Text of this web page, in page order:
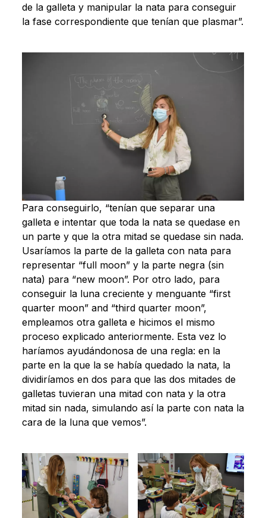
de la galleta y manipular la nata para conseguir
la fase correspondiente que tenían que plasmar”.
Para conseguirlo, “tenían que separar una
galleta e intentar que toda la nata se quedase en
un parte y que la otra mitad se quedase sin nada.
Usaríamos la parte de la galleta con nata para
representar “full moon” y la parte negra (sin
nata) para “new moon”. Por otro lado, para
conseguir la luna creciente y menguante “first
quarter moon” and “third quarter moon”,
empleamos otra galleta e hicimos el mismo
proceso explicado anteriormente. Esta vez lo
haríamos ayudándonosa de una regla: en la
parte en la que la se había quedado la nata, la
dividiríamos en dos para que las dos mitades de
galletas tuvieran una mitad con nata y la otra
mitad sin nada, simulando así la parte con nata la
cara de la luna que vemos”.